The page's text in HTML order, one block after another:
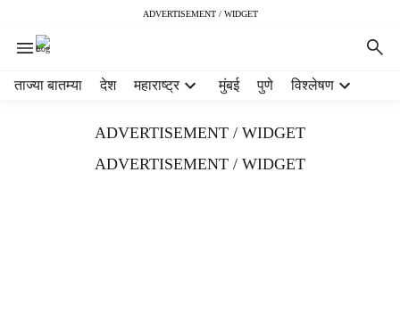
ADVERTISEMENT / WIDGET
ताज्या बातम्या देश महाराष्ट्र मुंबई पुणे विश्लेषण
ADVERTISEMENT / WIDGET
ADVERTISEMENT / WIDGET